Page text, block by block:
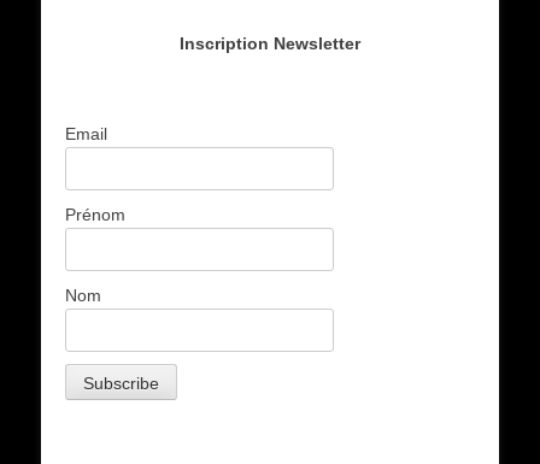
Inscription Newsletter
Email
Prénom
Nom